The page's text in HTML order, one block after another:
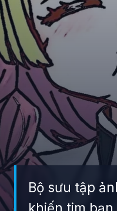
Bộ sưu tập
khiến tim